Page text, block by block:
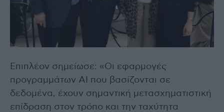
Επιπλέον σημείωσε: «Οι εφαρμογές
προγραμμάτων ΑΙ που βασίζονται σε
δεδομένα, έχουν σημαντική μετασχηματιστική
επίδραση στον τρόπο και την ταχύτητα